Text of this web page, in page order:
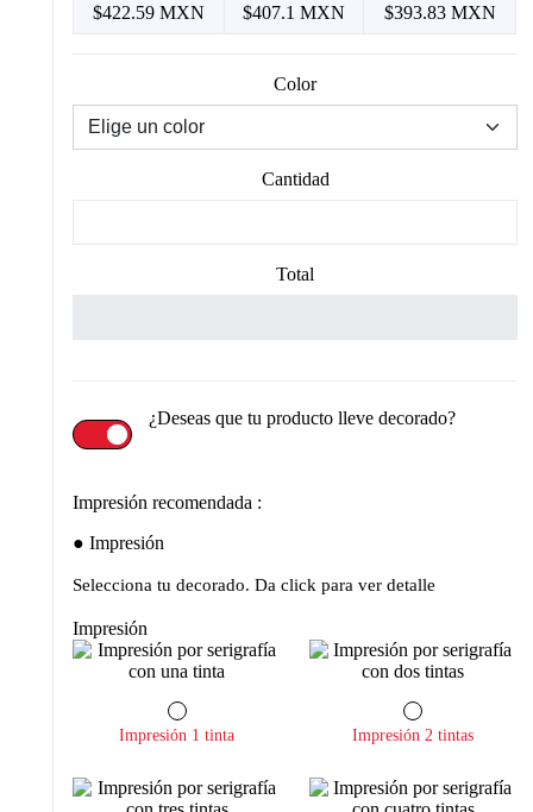
$422.59 MXN $407.1 MXN $393.83 MXN
Color
Cantidad
Total
¿Deseas que tu producto lleve decorado?
Impresión recomendada :
Impresión
Selecciona tu decorado. Da click para ver detalle
Impresión
Impresión 1 tinta Impresión 2 tintas